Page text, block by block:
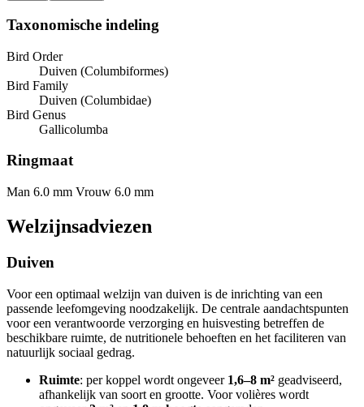
Taxonomische indeling
Bird Order
Duiven (Columbiformes)
Bird Family
Duiven (Columbidae)
Bird Genus
Gallicolumba
Ringmaat
Man 6.0 mm Vrouw 6.0 mm
Welzijnsadviezen
Duiven
Voor een optimaal welzijn van duiven is de inrichting van een
passende leefomgeving noodzakelijk. De centrale aandachtspunten
voor een verantwoorde verzorging en huisvesting betreffen de
beschikbare ruimte, de nutritionele behoeften en het faciliteren van
natuurlijk sociaal gedrag.
Ruimte: per koppel wordt ongeveer 1,6–8 m² geadviseerd,
afhankelijk van soort en grootte. Voor volières wordt